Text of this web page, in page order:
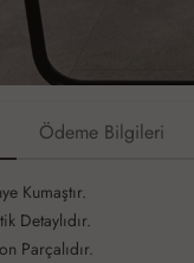
Ödeme Bilgileri
Kumaştır.
Detaylıdır.
Parçalıdır.